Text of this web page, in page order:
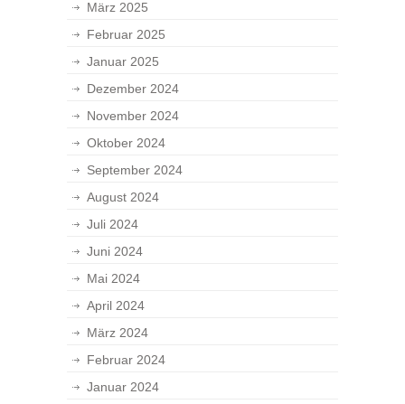
März 2025
Februar 2025
Januar 2025
Dezember 2024
November 2024
Oktober 2024
September 2024
August 2024
Juli 2024
Juni 2024
Mai 2024
April 2024
März 2024
Februar 2024
Januar 2024